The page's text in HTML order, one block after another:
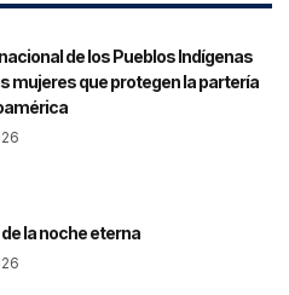
de los Pueblos Indígenas
mujeres que protegen la partería
de la noche eterna